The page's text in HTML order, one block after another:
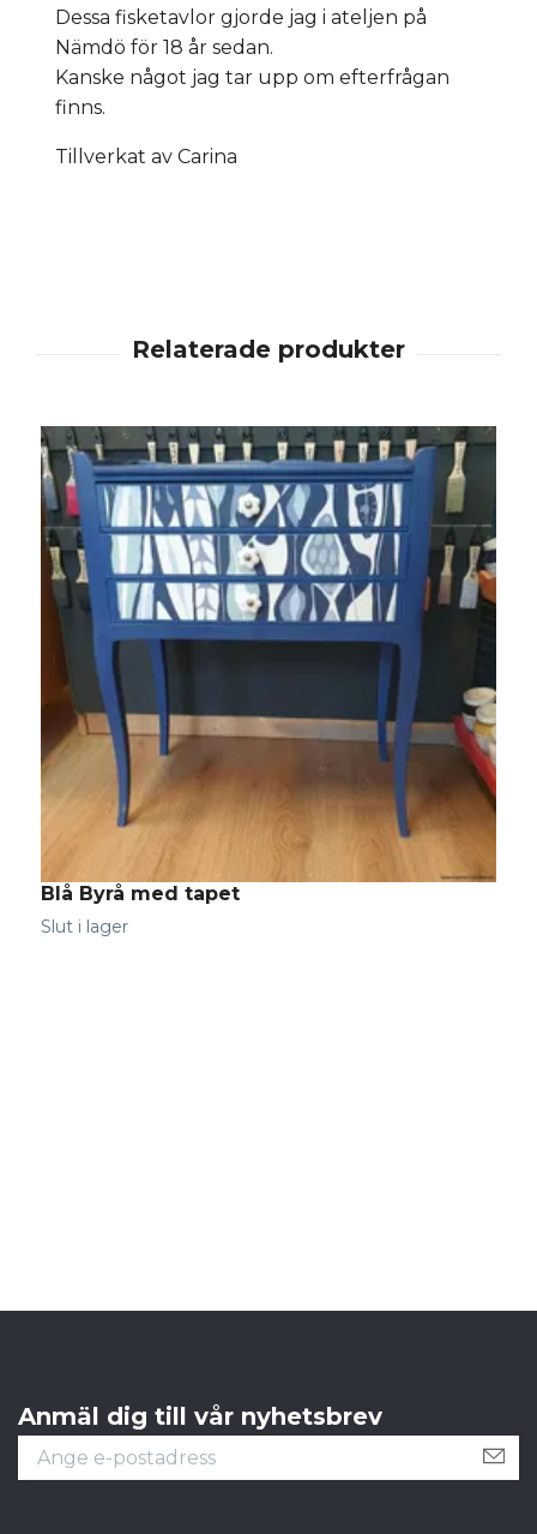
Dessa fisketavlor gjorde jag i ateljen på
Nämdö för 18 år sedan.
Kanske något jag tar upp om efterfrågan
finns.
Tillverkat av Carina
Blå Byrå med tapet
Slut i lager
Anmäl dig till vår nyhetsbrev